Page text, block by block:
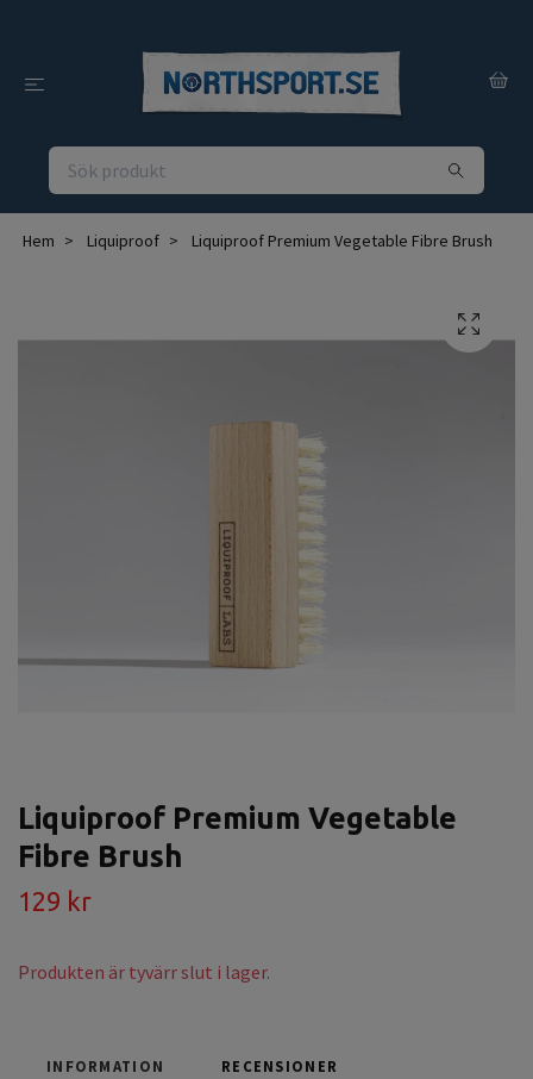
Hem Liquiproof Liquiproof Premium Vegetable Fibre Brush
Liquiproof Premium Vegetable
Fibre Brush
129 kr
Produkten är tyvärr slut i lager.
INFORMATION RECENSIONER